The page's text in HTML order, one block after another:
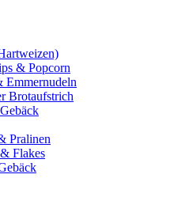
& Popcorn
Emmernudeln
Brotaufstrich
Pralinen
Flakes